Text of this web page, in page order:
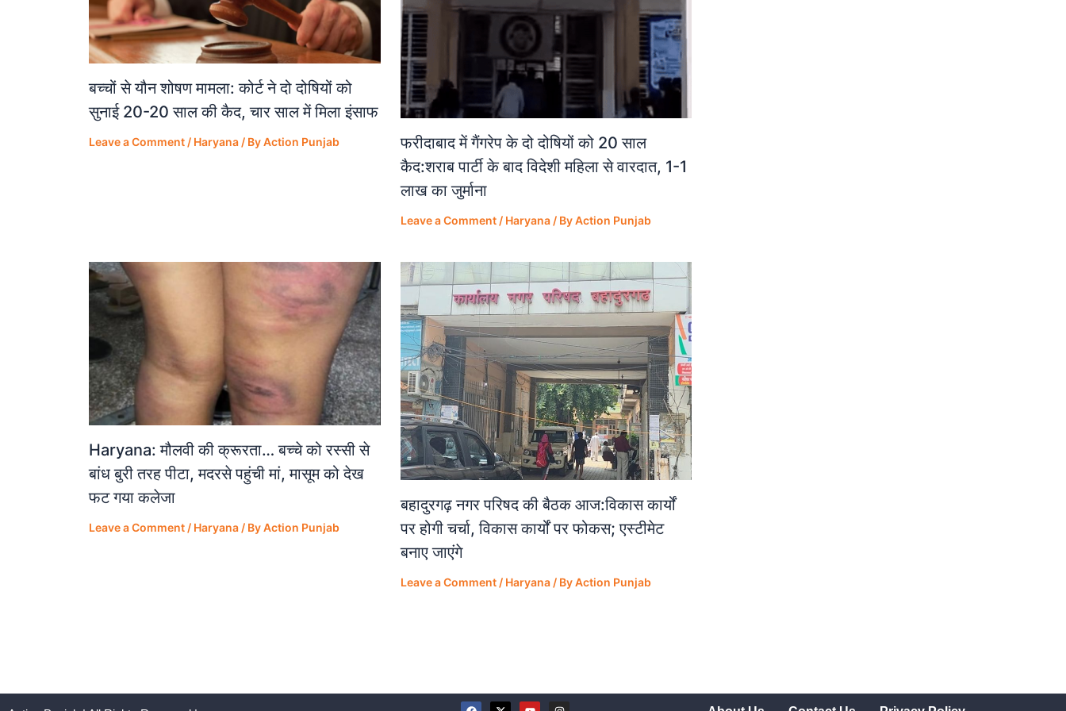
बच्चों से यौन शोषण मामला: कोर्ट ने दो दोषियों को
सुनाई 20-20 साल की कैद, चार साल में मिला इंसाफ
Leave a Comment / Haryana / ByAction Punjab
फरीदाबाद में गैंगरेप के दो दोषियों को 20 साल
कैद:शराब पार्टी के बाद विदेशी महिला से वारदात, 1-1
लाख का जुर्माना
Leave a Comment / Haryana/ ByAction Punjab
Haryana: मौलवी की क्रूरता… बच्चे को रस्सी से
बांध बुरी तरह पीटा, मदरसे पहुंची मां, मासूम को देख
फट गया कलेजा
Leave a Comment / Haryana / ByAction Punjab
बहादुरगढ़ नगर परिषद की बैठक आज:विकास कार्यों
पर होगी चर्चा, विकास कार्यों पर फोकस; एस्टीमेट
बनाए जाएंगे
Leave a Comment / Haryana/ ByAction Punjab
F
X
Y
I